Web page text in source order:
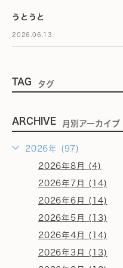
うとうと
2026.06.13
TAG タグ
ARCHIVE 月別アーカイブ
2026年 (97)
2026年8月 (4)
2026年7月 (14)
2026年6月 (14)
2026年5月 (13)
2026年4月 (14)
2026年3月 (13)